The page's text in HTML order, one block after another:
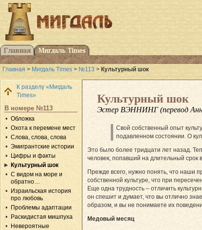
Главная > Мигдаль Times > №113 > Культурный шок
К разделу «Мигдаль
Times»
В номере №113
Обложка
Охота к перемене мест
Слова, слова, слова
Эмигрантские истории
Цифры и факты
Культурный шок
С видом на море и
обратно…
Израильская история
про любовь
Проблемы адаптации
Раскидистая мишпуха
Невероятные
Культурный шок
Эстер ВЭННИНГ (перевод
Свой собственный опыт
подавленном состоянии. О
Это было более тридцати лет назад.
человек, попавший на длительный срок
Прежде всего, нужно понять, что наши
собственной культуре, что при
Еще одна трудность – отличить
он спешит и думает, что вы отлично
образом, и вы не понимаете их
Медовый месяц